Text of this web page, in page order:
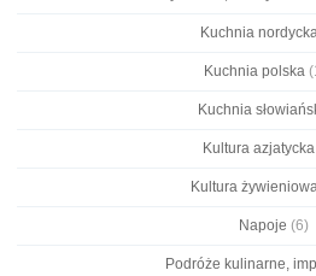
Kuchnia
Kuchnia polska
Kuchnia
Kultura azjatycka
Kultura
Napoje (6)
Podróże kulinarne,